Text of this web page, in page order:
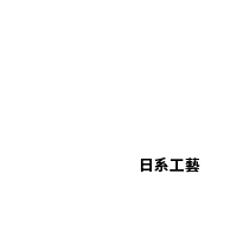
日系工藝